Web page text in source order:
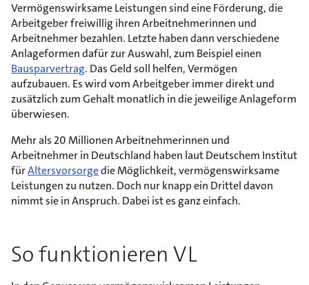
Vermögenswirksame Leistungen sind eine Förderung, die
Arbeitgeber freiwillig ihren Arbeitnehmerinnen und
Arbeitnehmer bezahlen. Letzte haben dann verschiedene
Anlageformen dafür zur Auswahl, zum Beispiel einen
Bausparvertrag. Das Geld soll helfen, Vermögen
aufzubauen. Es wird vom Arbeitgeber immer direkt und
zusätzlich zum Gehalt monatlich in die jeweilige Anlageform
überwiesen.
Mehr als 20 Millionen Arbeitnehmerinnen und
Arbeitnehmer in Deutschland haben laut Deutschem Institut
fürAltersvorsorgedie Möglichkeit, vermögenswirksame
Leistungen zu nutzen. Doch nur knapp ein Drittel davon
nimmt sie in Anspruch. Dabei ist es ganz einfach.
So funktionieren VL